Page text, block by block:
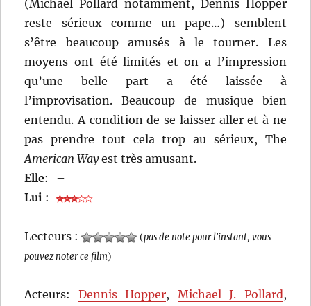
(Michael Pollard notamment, Dennis Hopper
reste sérieux comme un pape…) semblent
s’être beaucoup amusés à le tourner. Les
moyens ont été limités et on a l’impression
qu’une belle part a été laissée à
l’improvisation. Beaucoup de musique bien
entendu. A condition de se laisser aller et à ne
pas prendre tout cela trop au sérieux, The
American Wayest très amusant.
Elle:
–
Lui :
Lecteurs : (pas de note pour l'instant, vous
pouvez noter ce film)
Acteurs: Dennis Hopper, Michael J. Pollard,